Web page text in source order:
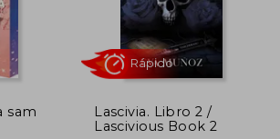
sam
Lascivia. Libro 2 /
Lascivious Book 2